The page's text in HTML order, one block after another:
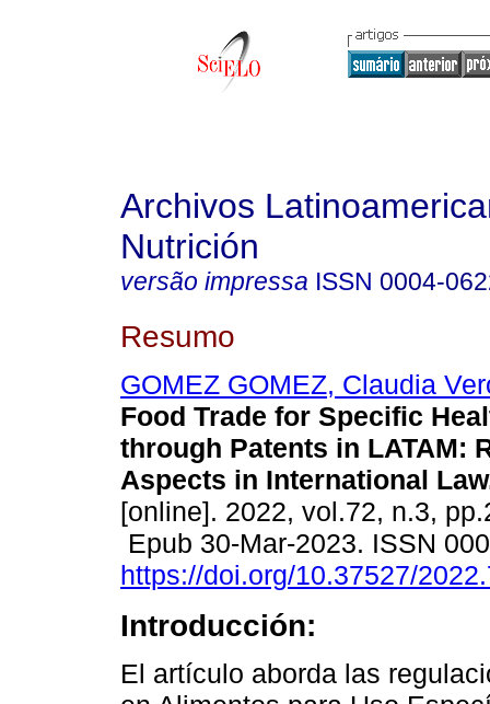
Archivos
Nutrición
versão impressa ISSN 0004-
Resumo
GOMEZ GOMEZ, Claudia
Food Trade for Specific
through Patents in LATAM:
Aspects in International
[online]. 2022, vol.72, n.3,
Epub 30-Mar-2023. ISSN
https://doi.org/10.37527/
Introducción:
El artículo aborda las